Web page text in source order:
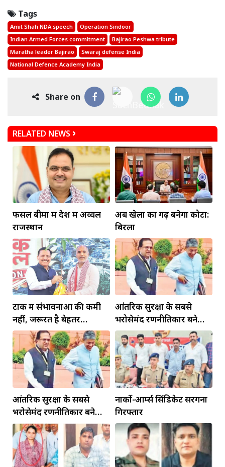
Tags
Amit Shah NDA speech
Operation Sindoor
Indian Armed Forces commitment
Bajirao Peshwa tribute
Maratha leader Bajirao
Swaraj defense India
National Defence Academy India
Share on
RELATED NEWS
फसल बीमा में देश में अव्वल
राजस्थान
अब खेलों का गढ़ बनेगा कोटा:
बिरला
टोंक में संभावनाओं की कमी
नहीं, जरूरत है बेहतर
इंफ्रास्ट्रक्चर की
आंतरिक सुरक्षा के सबसे
भरोसेमंद रणनीतिकार बने
रहेंगे गोविंद मोहन
आंतरिक सुरक्षा के सबसे
भरोसेमंद रणनीतिकार बने
रहेंगे गोविंद मोहन
नार्को-आर्म्स सिंडिकेट सरगना
गिरफ्तार